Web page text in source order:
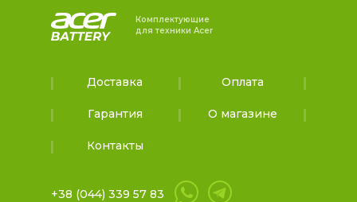
Комплектующие
для техники Acer
Доставка Оплата
Гарантия О магазине
Контакты
+38 (044) 339 57 83